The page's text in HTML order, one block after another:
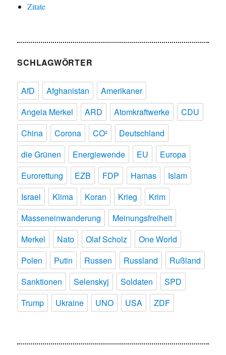
Zitate
SCHLAGWÖRTER
AfD Afghanistan
Amerikaner
Angela Merkel
ARD Atomkraftwerke
CDU
China
Corona CO²
Deutschland
die Grünen
Energiewende EU
Europa
Eurorettung
EZB FDP Hamas
Islam
Israel
Klima Koran Krieg
Krim
Masseneinwanderung
Meinungsfreiheit
Merkel
Nato Olaf Scholz
One World
Polen
Putin Russen Russland
Rußland
Sanktionen
Selenskyj Soldaten
SPD
Trump
Ukraine UNO USA ZDF